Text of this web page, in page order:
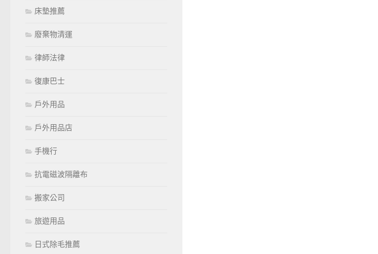
床墊推薦
廢棄物清運
律師法律
復康巴士
戶外用品
戶外用品店
手機行
抗電磁波隔離布
搬家公司
旅遊用品
日式除毛推薦